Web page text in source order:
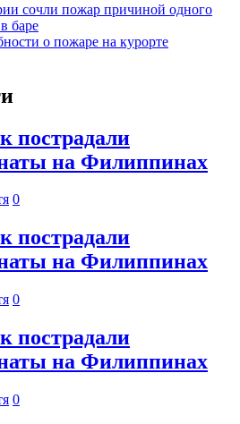
сочли пожар причиной одного
баре
о пожаре на курорте
пострадали
на Филиппинах
0
пострадали
на Филиппинах
0
пострадали
на Филиппинах
0